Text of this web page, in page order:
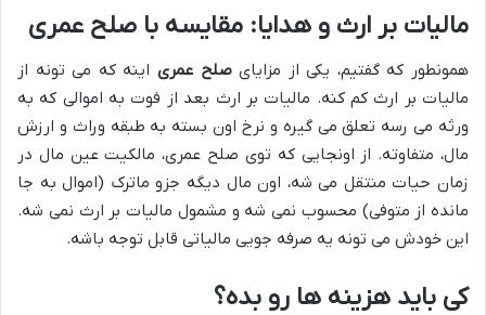
مالیات بر ارث و هدایا: مقایسه با صلح عمری
همونطور که گفتیم، یکی از مزایایصلح عمری اینه که می تونه از
مالیات بر ارث کم کنه. مالیات بر ارث بعد از فوت به اموالی که به
ورثه می رسه تعلق می گیره و نرخ اون بسته به طبقه وراث و ارزش
مال، متفاوته. از اونجایی که توی صلح عمری، مالکیت عین مال در
زمان حیات منتقل می شه، اون مال دیگه جزو ماترک (اموال به جا
مانده از متوفی) محسوب نمی شه و مشمول مالیات بر ارث نمی شه.
این خودش می تونه یه صرفه جویی مالیاتی قابل توجه باشه.
کی باید هزینه ها رو بده؟